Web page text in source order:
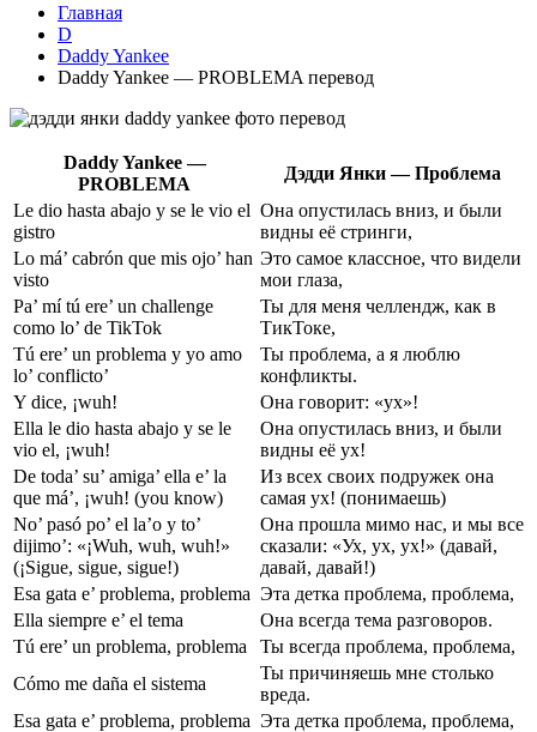
Главная
D
Daddy Yankee
Daddy Yankee — PROBLEMA перевод
Daddy Yankee —
PROBLEMA
Дэдди Янки — Проблема
Le dio hasta abajo y se le vio el
gistro
Она опустилась вниз, и были
видны её стринги,
Lo má’ cabrón que mis ojo’ han
visto
Это самое классное, что видели
мои глаза,
Pa’ mí tú ere’ un challenge
como lo’ de TikTok
Ты для меня челлендж, как в
ТикТоке,
Tú ere’ un problema y yo amo
lo’ conflicto’
Ты проблема, а я люблю
конфликты.
Y dice, ¡wuh!
Она говорит: «ух»!
Ella le dio hasta abajo y se le
vio el, ¡wuh!
Она опустилась вниз, и были
видны её ух!
De toda’ su’ amiga’ ella e’ la
que má’, ¡wuh! (you know)
Из всех своих подружек она
самая ух! (понимаешь)
No’ pasó po’ el la’o y to’
dijimo’: «¡Wuh, wuh, wuh!»
(¡Sigue, sigue, sigue!)
Она прошла мимо нас, и мы все
сказали: «Ух, ух, ух!» (давай,
давай, давай!)
Esa gata e’ problema, problema Эта детка проблема, проблема,
Ella siempre e’ el tema
Она всегда тема разговоров.
Tú ere’ un problema, problema
Ты всегда проблема, проблема,
Cómo me daña el sistema
Ты причиняешь мне столько
вреда.
Esa gata e’ problema, problema Эта детка проблема, проблема,